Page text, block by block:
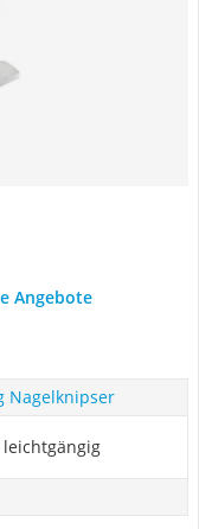
Angebote
Nagelknipser
leichtgängig